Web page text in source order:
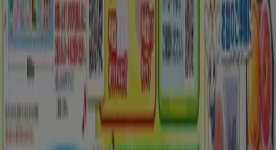
あなたのまちのTiendeo
東京都 大阪市 横浜市 名古屋市
戸市
仙台市 広島市 京都市 さいた
市
北九州市 新潟市
渋谷区
都道府県一覧へ